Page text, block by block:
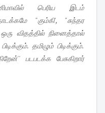
பெரிய இடம்
"கும்கி', "சுந்தர
விதத்தில் நினைத்தால்
தமிழும் பிடிக்கும்.
படபடக்க பேசுகிறார்